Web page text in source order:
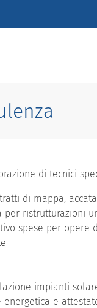
di tecnici
di mappa,
per ristrutturazioni
spese per
impianti
e